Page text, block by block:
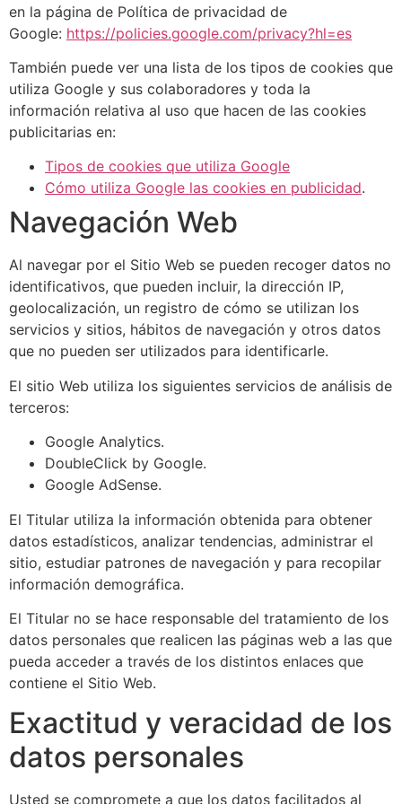
en la página de Política de privacidad de
Google: https://policies.google.com/privacy?hl=es
También puede ver una lista de los tipos de cookies que
utiliza Google y sus colaboradores y toda la
información relativa al uso que hacen de las cookies
publicitarias en:
Tipos de cookies que utiliza Google
Cómo utiliza Google las cookies en publicidad.
Navegación Web
Al navegar por el Sitio Web se pueden recoger datos no
identificativos, que pueden incluir, la dirección IP,
geolocalización, un registro de cómo se utilizan los
servicios y sitios, hábitos de navegación y otros datos
que no pueden ser utilizados para identificarle.
El sitio Web utiliza los siguientes servicios de análisis de
terceros:
Google Analytics.
DoubleClick by Google.
Google AdSense.
El Titular utiliza la información obtenida para obtener
datos estadísticos, analizar tendencias, administrar el
sitio, estudiar patrones de navegación y para recopilar
información demográfica.
El Titular no se hace responsable del tratamiento de los
datos personales que realicen las páginas web a las que
pueda acceder a través de los distintos enlaces que
contiene el Sitio Web.
Exactitud y veracidad de los
datos personales
Usted se compromete a que los datos facilitados al